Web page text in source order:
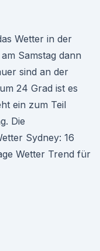
Wetter in der
Samstag dann
sind an der
24 Grad ist es
ein zum Teil
Die
Sydney: 16
Wetter Trend für